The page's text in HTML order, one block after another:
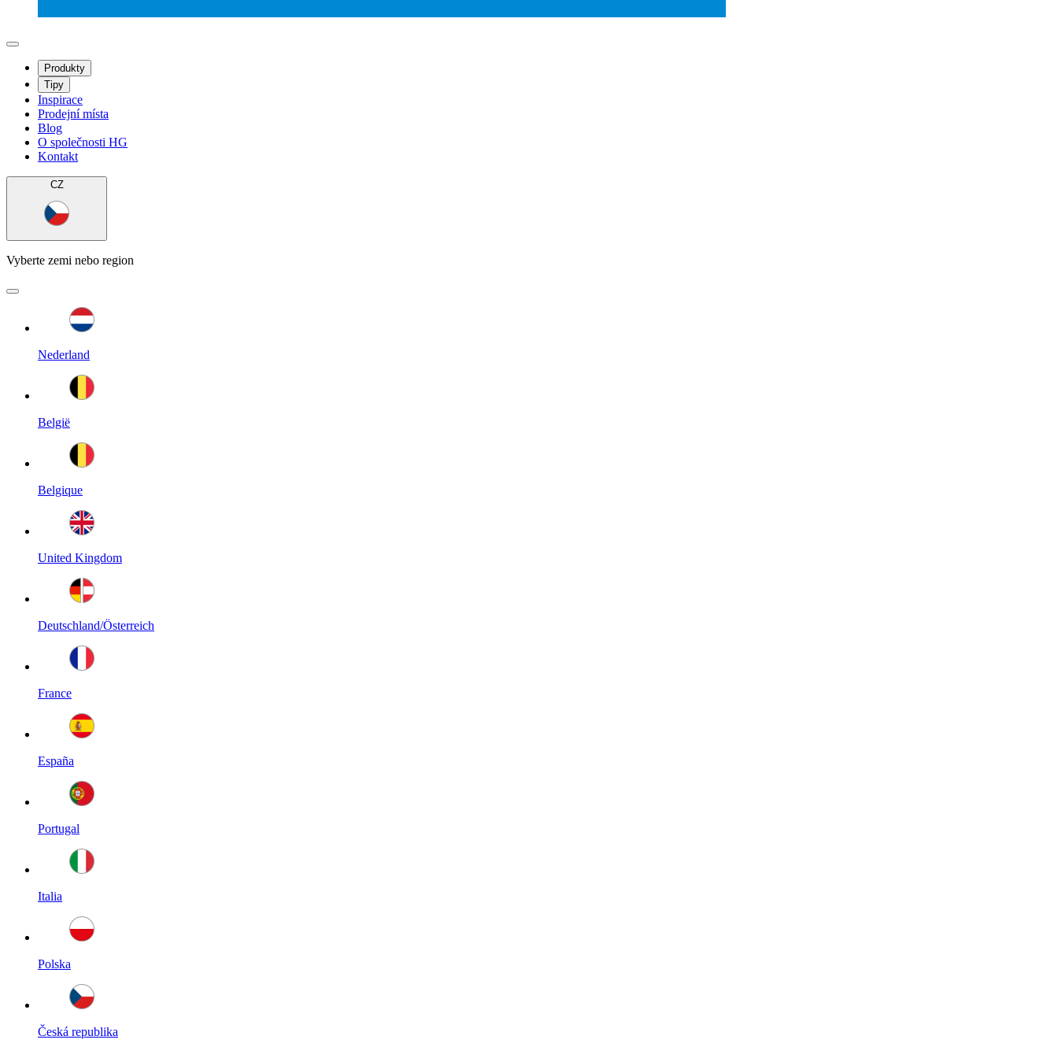
Produkty
Tipy
Inspirace
Prodejní místa
Blog
O společnosti HG
Kontakt
CZ
Vyberte zemi nebo region
Nederland
België
Belgique
United Kingdom
Deutschland/Österreich
France
España
Portugal
Italia
Polska
Česká republika